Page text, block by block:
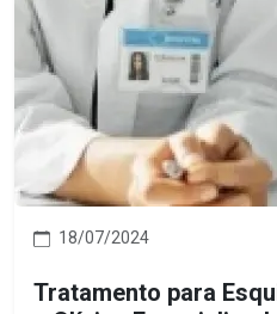
18/07/2024
Tratamento para